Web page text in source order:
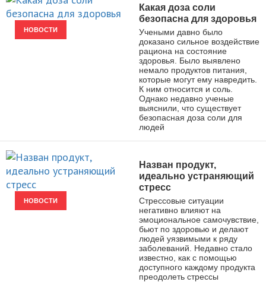
НОВОСТИ
Какая доза соли
безопасна для здоровья
Учеными давно было
доказано сильное воздействие
рациона на состояние
здоровья. Было выявлено
немало продуктов питания,
которые могут ему навредить.
К ним относится и соль.
Однако недавно ученые
выяснили, что существует
безопасная доза соли для
людей
НОВОСТИ
Назван продукт,
идеально устраняющий
стресс
Стрессовые ситуации
негативно влияют на
эмоциональное самочувствие,
бьют по здоровью и делают
людей уязвимыми к ряду
заболеваний. Недавно стало
известно, как с помощью
доступного каждому продукта
преодолеть стрессы